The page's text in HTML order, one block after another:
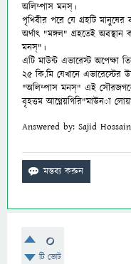
অলিম্পাস মনস্।
পৃথিবীর পরে যে গ্রহটি
অর্থাৎ "মঙ্গল" গ্রহতেই
মনস্"।
এটি মাউন্ট এভারেস্ট অপেক্ষা
২৫ কি.মি যেখানে এভারেস্টের
"অলিম্পাস মনস্" এই
বৃহত্তম আগ্নেয়গিরি"মাউনা
Answered by: Sajid Hossain
0
টি ভোট